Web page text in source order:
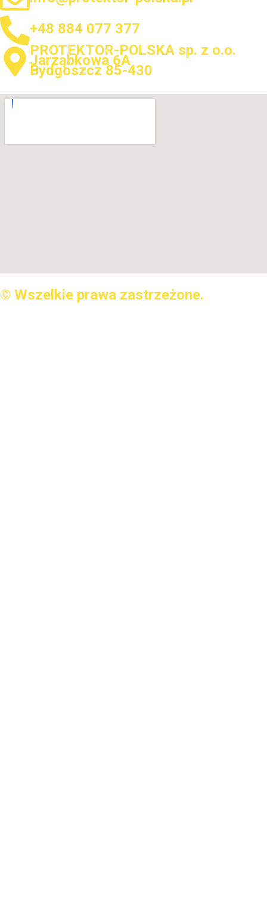
+48 884 077 377
PROTEKTOR-POLSKA sp. z o.o.
Jarząbkowa 6A
Bydgoszcz 85-430
© Wszelkie prawa zastrzeżone.